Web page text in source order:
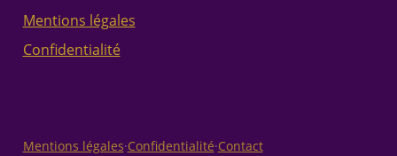
Mentions légales
Confidentialité
Mentions légales·Confidentialité·Contact